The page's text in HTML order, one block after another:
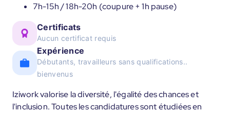
7h-15h / 18h-20h (coupure + 1h pause)
Certificats
Aucun certificat requis
Expérience
Débutants, travailleurs sans qualifications..
bienvenus
Iziwork valorise la diversité, l'égalité des chances et
l'inclusion. Toutes les candidatures sont étudiées en